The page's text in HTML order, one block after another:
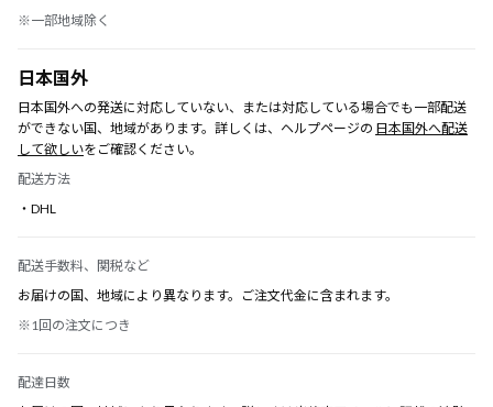
※一部地域除く
日本国外
日本国外への発送に対応していない、または対応している場合でも一部配送
ができない国、地域があります。詳しくは、ヘルプページの 日本国外へ配送
して欲しいをご確認ください。
配送方法
・DHL
配送手数料、関税など
お届けの国、地域により異なります。ご注文代金に含まれます。
※1回の注文につき
配達日数